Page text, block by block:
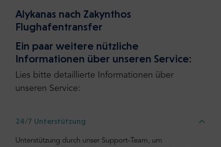
Alykanas nach Zakynthos
Flughafentransfer
Ein paar weitere nützliche
Informationen über unseren Service:
Lies bitte detaillierte Informationen über
unseren Service:
24/7 Unterstützung
Unterstützung durch unser Support-Team, um